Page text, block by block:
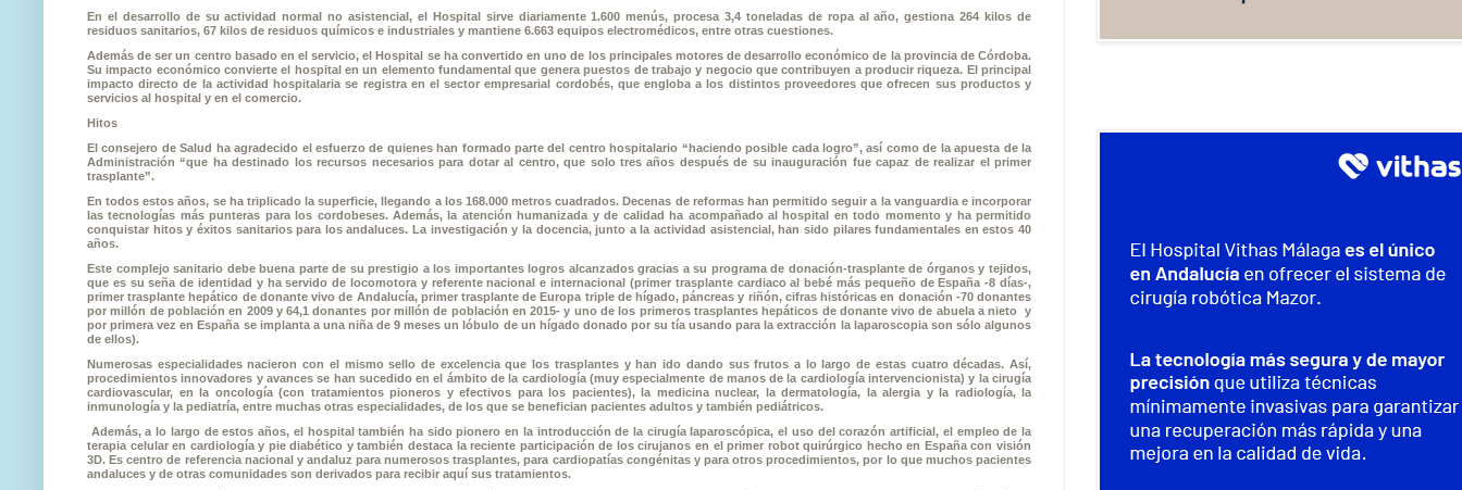
En el desarrollo de su actividad normal no asistencial, el Hospital sirve diariamente 1.600 menús, procesa 3,4 toneladas de ropa al año, gestiona 264 kilos de
residuos sanitarios, 67 kilos de residuos químicos e industriales y mantiene 6.663 equipos electromédicos, entre otras cuestiones.
Además de ser un centro basado en el servicio, el Hospital se ha convertido en uno de los principales motores de desarrollo económico de la provincia de Córdoba.
Su impacto económico convierte el hospital en un elemento fundamental que genera puestos de trabajo y negocio que contribuyen a producir riqueza. El principal
impacto directo de la actividad hospitalaria se registra en el sector empresarial cordobés, que engloba a los distintos proveedores que ofrecen sus productos y
servicios al hospital y en el comercio.
Hitos
El consejero de Salud ha agradecido el esfuerzo de quienes han formado parte del centro hospitalario “haciendo posible cada logro”, así como de la apuesta de la
Administración “que ha destinado los recursos necesarios para dotar al centro, que solo tres años después de su inauguración fue capaz de realizar el primer
trasplante”.
En todos estos años, se ha triplicado la superficie, llegando a los 168.000 metros cuadrados. Decenas de reformas han permitido seguir a la vanguardia e incorporar
las tecnologías más punteras para los cordobeses. Además, la atención humanizada y de calidad ha acompañado al hospital en todo momento y ha permitido
conquistar hitos y éxitos sanitarios para los andaluces. La investigación y la docencia, junto a la actividad asistencial, han sido pilares fundamentales en estos 40
años.
Este complejo sanitario debe buena parte de su prestigio a los importantes logros alcanzados gracias a su programa de donación-trasplante de órganos y tejidos,
que es su seña de identidad y ha servido de locomotora y referente nacional e internacional (primer trasplante cardiaco al bebé más pequeño de España -8 días-,
primer trasplante hepático de donante vivo de Andalucía, primer trasplante de Europa triple de hígado, páncreas y riñón, cifras históricas en donación -70 donantes
por millón de población en 2009 y 64,1 donantes por millón de población en 2015- y uno de los primeros trasplantes hepáticos de donante vivo de abuela a nieto y
por primera vez en España se implanta a una niña de 9 meses un lóbulo de un hígado donado por su tía usando para la extracción la laparoscopia son sólo algunos
de ellos).
Numerosas especialidades nacieron con el mismo sello de excelencia que los trasplantes y han ido dando sus frutos a lo largo de estas cuatro décadas. Así,
procedimientos innovadores y avances se han sucedido en el ámbito de la cardiología (muy especialmente de manos de la cardiología intervencionista) y la cirugía
cardiovascular, en la oncología (con tratamientos pioneros y efectivos para los pacientes), la medicina nuclear, la dermatología, la alergia y la radiología, la
inmunología y la pediatría, entre muchas otras especialidades, de los que se benefician pacientes adultos y también pediátricos.
Además, a lo largo de estos años, el hospital también ha sido pionero en la introducción de la cirugía laparoscópica, el uso del corazón artificial, el empleo de la
terapia celular en cardiología y pie diabético y también destaca la reciente participación de los cirujanos en el primer robot quirúrgico hecho en España con visión
3D. Es centro de referencia nacional y andaluz para numerosos trasplantes, para cardiopatías congénitas y para otros procedimientos, por lo que muchos pacientes
andaluces y de otras comunidades son derivados para recibir aquí sus tratamientos.